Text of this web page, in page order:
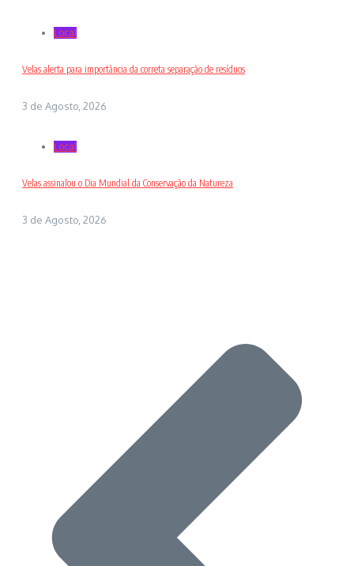
Local
Velas alerta para importância da correta separação de resíduos
3 de Agosto, 2026
Local
Velas assinalou o Dia Mundial da Conservação da Natureza
3 de Agosto, 2026